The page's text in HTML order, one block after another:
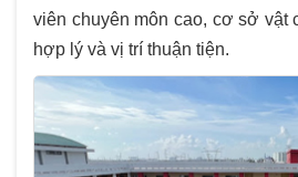
viên chuyên môn cao, cơ sở vật
hợp lý và vị trí thuận tiện.